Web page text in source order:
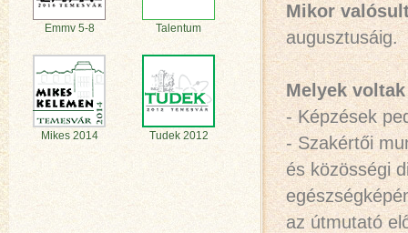
Mikor
augusztusáig.
Melyek
- Képzések
- Szakértői
és közösségi
az útmutató
Emmv 5-8 Talentum
Mikes 2014 Tudek 2012